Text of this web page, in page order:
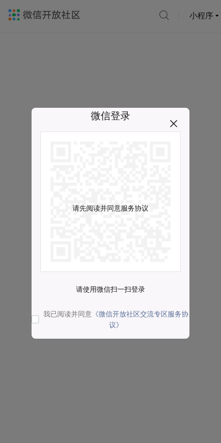
小程序
微信登录
请先阅读并同意服务协议
请使用微信扫一扫登录
我已阅读并同意 《微信开放社区交流专区服务协
议》